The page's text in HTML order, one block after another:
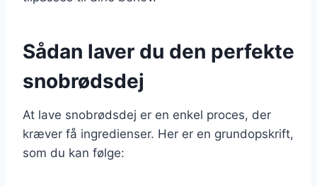
Sådan laver du den perfekte
snobrødsdej
At lave snobrødsdej er en enkel proces, der
kræver få ingredienser. Her er en grundopskrift,
som du kan følge: